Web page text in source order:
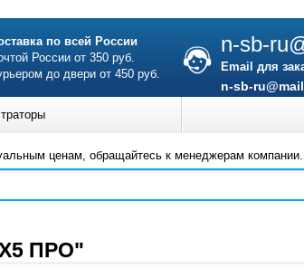
ПРО"
по всей России
России от 350 руб.
до двери от 450 руб.
n-sb-
Email для
n-sb-
ценам, обращайтесь к менеджерам компании.